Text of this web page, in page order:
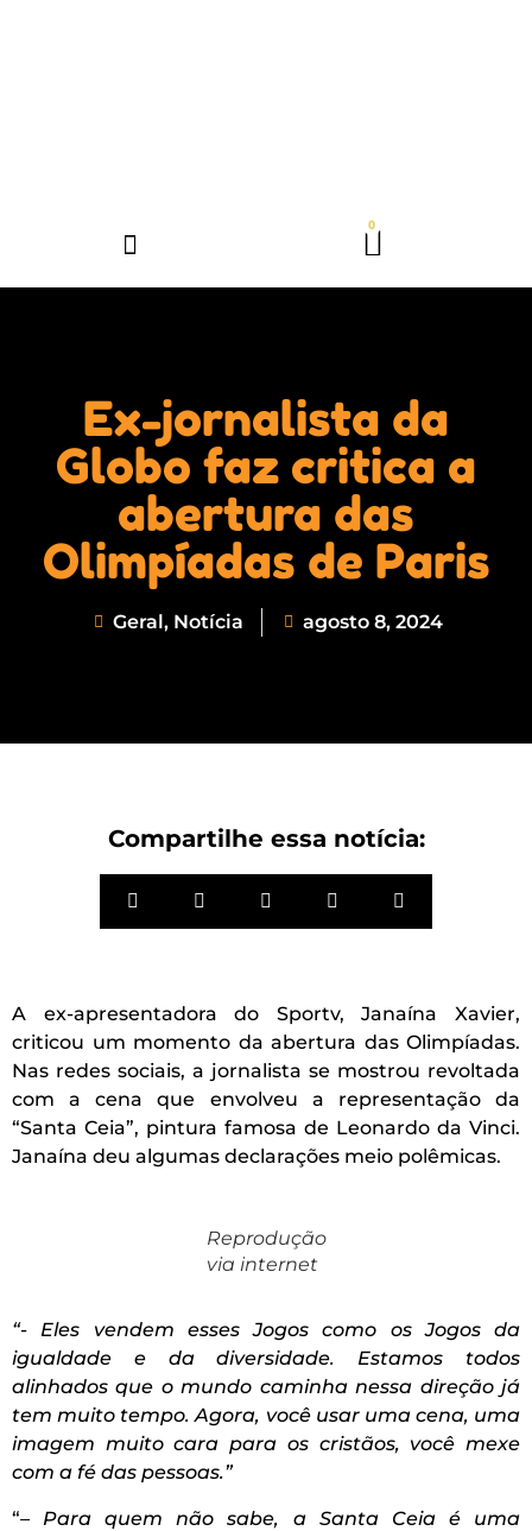
Ex-jornalista da
Globo faz critica a
abertura das
Olimpíadas de Paris
Geral, Notícia agosto 8, 2024
Compartilhe essa notícia:
A ex-apresentadora do Sportv, Janaína Xavier,
criticou um momento da abertura das Olimpíadas.
Nas redes sociais, a jornalista se mostrou revoltada
com a cena que envolveu a representação da
“Santa Ceia”, pintura famosa de Leonardo da Vinci.
Janaína deu algumas declarações meio polêmicas.
Reprodução
via internet
“- Eles vendem esses Jogos como os Jogos da
igualdade e da diversidade. Estamos todos
alinhados que o mundo caminha nessa direção já
tem muito tempo. Agora, você usar uma cena, uma
imagem muito cara para os cristãos, você mexe
com a fé das pessoas.”
“– Para quem não sabe, a Santa Ceia é uma